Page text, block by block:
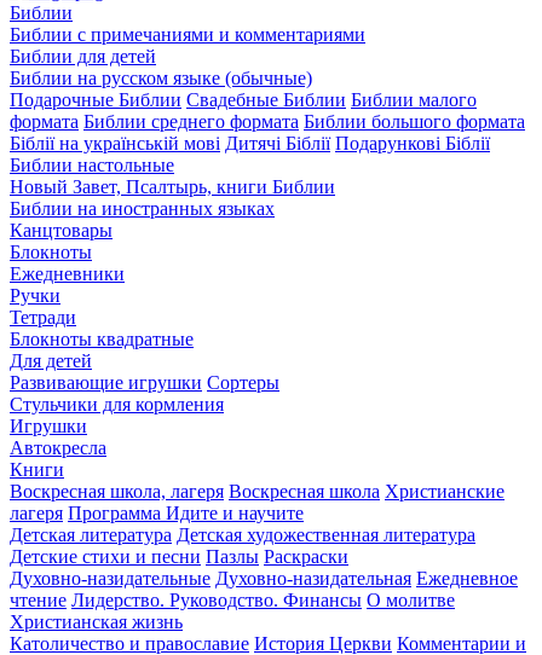
Библии
Библии с примечаниями и комментариями
Библии для детей
Библии на русском языке (обычные)
Подарочные Библии Свадебные Библии Библии малого
формата Библии среднего формата Библии большого формата
Біблії на українській мові Дитячі Біблії Подарункові Біблії
Библии настольные
Новый Завет, Псалтырь, книги Библии
Библии на иностранных языках
Канцтовары
Блокноты
Ежедневники
Ручки
Тетради
Блокноты квадратные
Для детей
Развивающие игрушки Сортеры
Стульчики для кормления
Игрушки
Автокресла
Книги
Воскресная школа, лагеря Воскресная школа Христианские
лагеря Программа Идите и научите
Детская литература Детская художественная литература
Детские стихи и песни Пазлы Раскраски
Духовно-назидательные Духовно-назидательная Ежедневное
чтение Лидерство. Руководство. Финансы О молитве
Христианская жизнь
Католичество и православие История Церкви Комментарии и